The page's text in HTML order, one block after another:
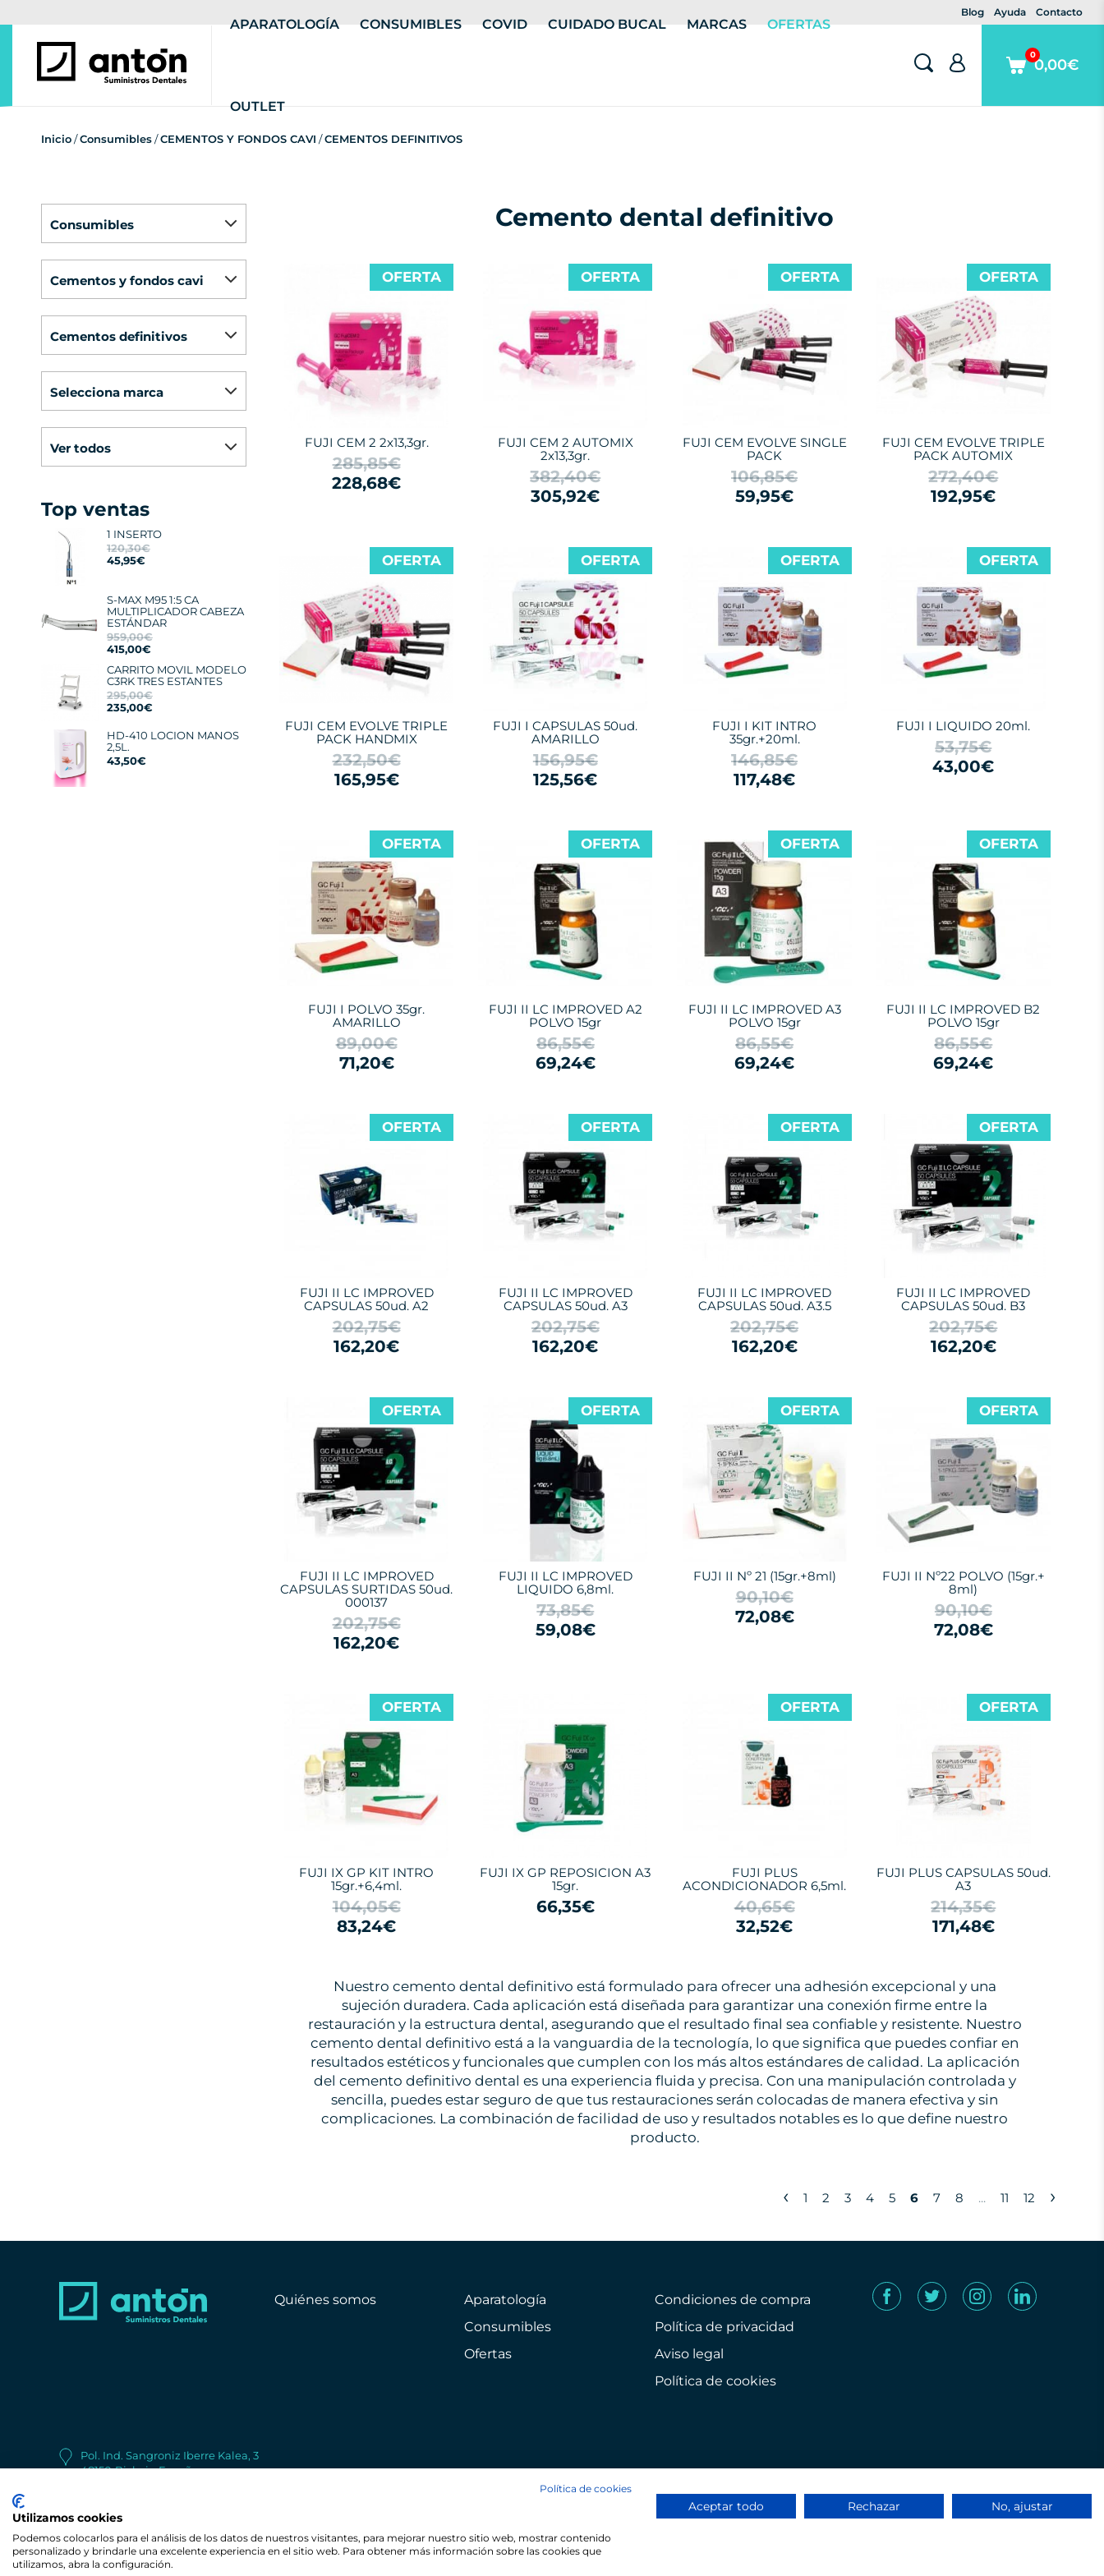
Blog Ayuda Contacto
APARATOLOGÍA CONSUMIBLES COVID CUIDADO BUCAL MARCAS OFERTAS
OUTLET
0,00€
0
Inicio/Consumibles/CEMENTOS Y FONDOS CAVI /CEMENTOS DEFINITIVOS
consumibles
cementos y fondos cavi
cementos definitivos
selecciona marca
ver todos
Top ventas
1 INSERTO
120,30€
45,95€
S-MAX M95 1:5 CA
MULTIPLICADOR CABEZA
ESTÁNDAR
959,00€
415,00€
CARRITO MOVIL MODELO
C3RK TRES ESTANTES
295,00€
235,00€
HD-410 LOCION MANOS
2,5L.
43,50€
Cemento dental definitivo
FUJI CEM 2 2x13,3gr.
285,85€
228,68€
OFERTA
FUJI CEM 2 AUTOMIX
2x13,3gr.
382,40€
305,92€
OFERTA
FUJI CEM EVOLVE SINGLE
PACK
106,85€
59,95€
OFERTA
FUJI CEM EVOLVE TRIPLE
PACK AUTOMIX
272,40€
192,95€
OFERTA
FUJI CEM EVOLVE TRIPLE
PACK HANDMIX
232,50€
165,95€
OFERTA
FUJI I CAPSULAS 50ud.
AMARILLO
156,95€
125,56€
OFERTA
FUJI I KIT INTRO
35gr.+20ml.
146,85€
117,48€
OFERTA
FUJI I LIQUIDO 20ml.
53,75€
43,00€
OFERTA
FUJI I POLVO 35gr.
AMARILLO
89,00€
71,20€
OFERTA
FUJI II LC IMPROVED A2
POLVO 15gr
86,55€
69,24€
OFERTA
FUJI II LC IMPROVED A3
POLVO 15gr
86,55€
69,24€
OFERTA
FUJI II LC IMPROVED B2
POLVO 15gr
86,55€
69,24€
OFERTA
FUJI II LC IMPROVED
CAPSULAS 50ud. A2
202,75€
162,20€
OFERTA
FUJI II LC IMPROVED
CAPSULAS 50ud. A3
202,75€
162,20€
OFERTA
FUJI II LC IMPROVED
CAPSULAS 50ud. A3.5
202,75€
162,20€
OFERTA
FUJI II LC IMPROVED
CAPSULAS 50ud. B3
202,75€
162,20€
OFERTA
FUJI II LC IMPROVED
CAPSULAS SURTIDAS 50ud.
000137
202,75€
162,20€
OFERTA
FUJI II LC IMPROVED
LIQUIDO 6,8ml.
73,85€
59,08€
OFERTA
FUJI II Nº 21 (15gr.+8ml)
90,10€
72,08€
OFERTA
FUJI II Nº22 POLVO (15gr.+
8ml)
90,10€
72,08€
OFERTA
FUJI IX GP KIT INTRO
15gr.+6,4ml.
104,05€
83,24€
OFERTA
FUJI IX GP REPOSICION A3
15gr.
66,35€
FUJI PLUS
ACONDICIONADOR 6,5ml.
40,65€
32,52€
OFERTA
FUJI PLUS CAPSULAS 50ud.
A3
214,35€
171,48€
OFERTA
Nuestro cemento dental definitivo está formulado para ofrecer una adhesión excepcional y una
sujeción duradera. Cada aplicación está diseñada para garantizar una conexión firme entre la
restauración y la estructura dental, asegurando que el resultado final sea confiable y resistente. Nuestro
cemento dental definitivo está a la vanguardia de la tecnología, lo que significa que puedes confiar en
resultados estéticos y funcionales que cumplen con los más altos estándares de calidad. La aplicación
del cemento definitivo dental es una experiencia fluida y precisa. Con una manipulación controlada y
sencilla, puedes estar seguro de que tus restauraciones serán colocadas de manera efectiva y sin
complicaciones. La combinación de facilidad de uso y resultados notables es lo que define nuestro
producto.
‹ 1 2 3 4 5 6 7 8 ... 11 12 ›
Quiénes somos
Aparatología
Consumibles
Ofertas
Condiciones de compra
Política de privacidad
Aviso legal
Política de cookies
Pol. Ind. Sangroniz Iberre Kalea, 3
48150 Bizkaia España
© Copyright Antón Suministros Dentales
Política de cookies
Utilizamos cookies
Podemos colocarlos para el análisis de los datos de nuestros visitantes, para mejorar nuestro sitio web, mostrar contenido
personalizado y brindarle una excelente experiencia en el sitio web. Para obtener más información sobre las cookies que
utilizamos, abra la configuración.
Aceptar todo Rechazar No, ajustar